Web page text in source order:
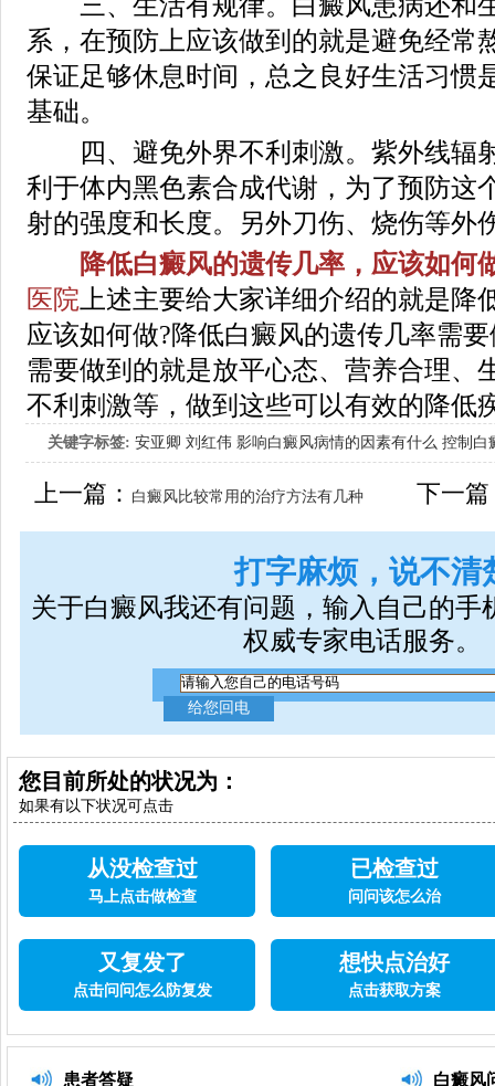
系，在预防上应该做到的就是避免经常
保证足够休息时间，总之良好生活习惯
基础。
四、避免外界不利刺激。紫外线辐
利于体内黑色素合成代谢，为了预防这
射的强度和长度。另外刀伤、烧伤等外
降低白癜风的遗传几率，应该如何
医院上述主要给大家详细介绍的就是降
应该如何做?降低白癜风的遗传几率需
需要做到的就是放平心态、营养合理、
不利刺激等，做到这些可以有效的降低
关键字标签: 安亚卿 刘红伟 影响白癜风病情的因素有什么 控制白
女生应该如何治疗呢
上一篇： 白癜风比较常用的治疗方法有几种 下一篇
打字麻烦，说不清
关于白癜风我还有问题，输入自己的手
权威专家电话服务。
您目前所处的状况为：
如果有以下状况可点击
从没检查过
马上点击做检查
已检查过
问问该怎么治
又复发了
点击问问怎么防复发
想快点治好
点击获取方案
患者答疑 白癜风